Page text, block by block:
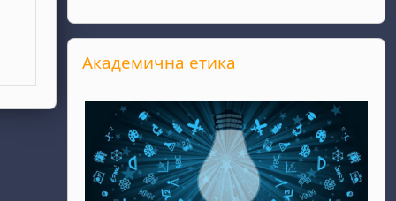
Прескочи Академична етика
Академична етика